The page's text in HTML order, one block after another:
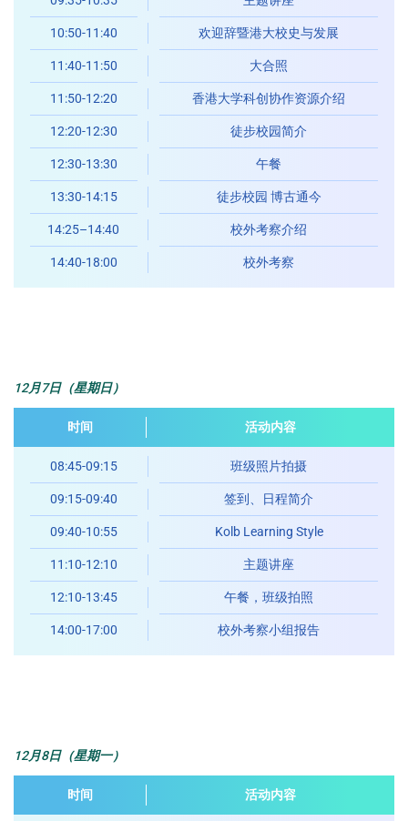
10:50-11:40 欢迎辞暨港大校史与发展
11:40-11:50 大合照
11:50-12:20 香港大学科创协作资源介绍
12:20-12:30 徒步校园简介
12:30-13:30 午餐
13:30-14:15 徒步校园 博古通今
14:25–14:40 校外考察介绍
14:40-18:00 校外考察
12月7日（星期日）
时间 活动内容
08:45-09:15 班级照片拍摄
09:15-09:40 签到、日程简介
09:40-10:55 Kolb Learning Style
11:10-12:10 主题讲座
12:10-13:45 午餐，班级拍照
14:00-17:00 校外考察小组报告
12月8日（星期一）
时间 活动内容